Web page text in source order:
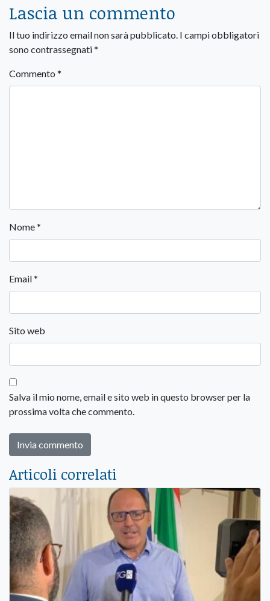
Lascia un commento
Il tuo indirizzo email non sarà pubblicato. I campi obbligatori
sono contrassegnati*
Commento *
Nome*
Email*
Sito web
Salva il mio nome, email e sito web in questo browser per la
prossima volta che commento.
Articoli correlati